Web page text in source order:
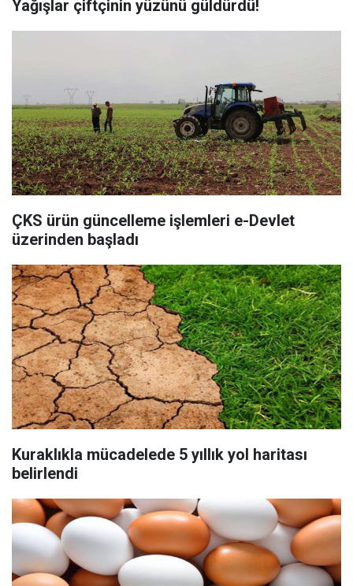
Yağışlar çiftçinin yüzünü güldürdü!
ÇKS ürün güncelleme işlemleri e-Devlet
üzerinden başladı
Kuraklıkla mücadelede 5 yıllık yol haritası
belirlendi